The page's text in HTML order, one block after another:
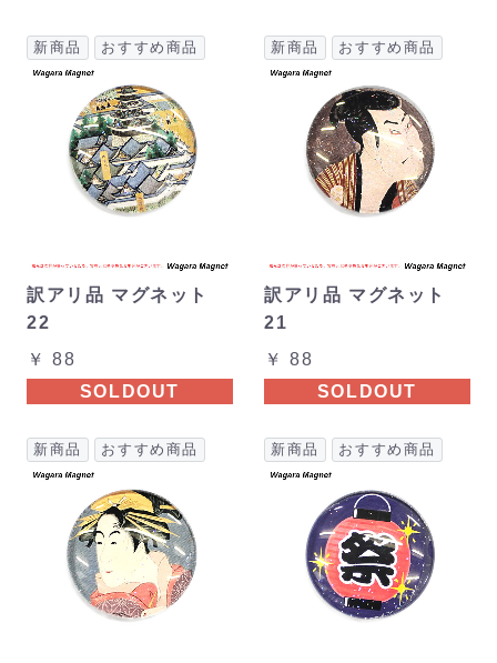
新商品 おすすめ商品
訳アリ品 マグネット
22
￥ 88
SOLDOUT
新商品 おすすめ商品
訳アリ品 マグネット
21
￥ 88
SOLDOUT
新商品 おすすめ商品 新商品 おすすめ商品